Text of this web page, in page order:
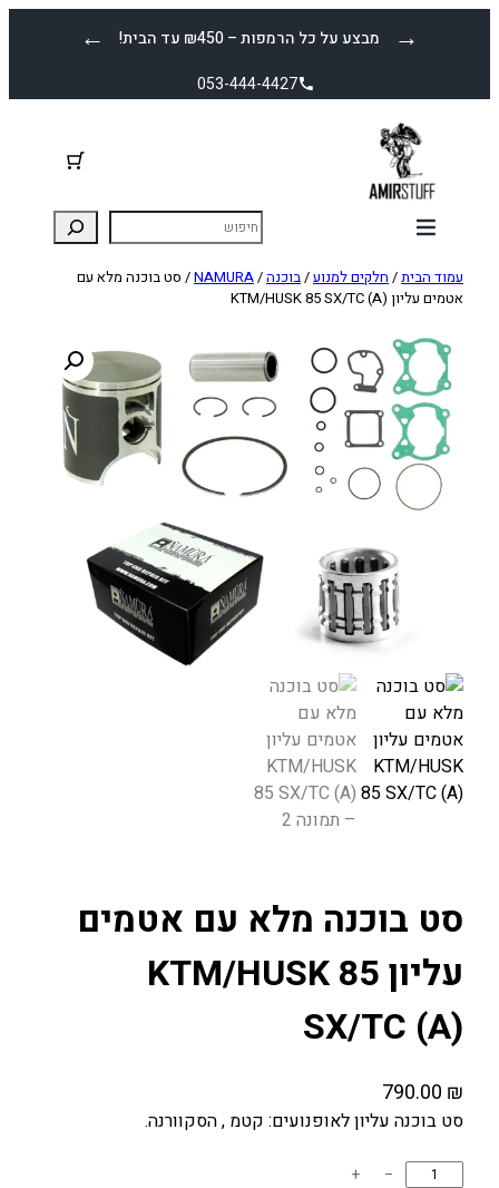
← מבצע על כל הרמפות – ₪450 עד הבית! →
053-444-4427
עמוד הבית/ חלקים למנוע/בוכנה/
NAMURA/ סט בוכנה מלא עם
אטמים עליון KTM/HUSK 85 SX/TC (A)
סט בוכנה מלא עם אטמים
עליון KTM/HUSK 85
SX/TC (A)
790.00 ₪
סט בוכנה עליון לאופנועים: קטמ , הסקוורנה.
−
+